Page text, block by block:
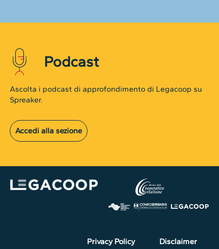
Podcast
Ascolta i podcast di approfondimento di Legacoop su
Spreaker.
Accedi alla sezione
Privacy Policy
Disclaimer